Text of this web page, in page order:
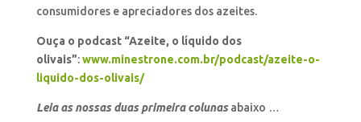
consumidores e apreciadores dos azeites.
Ouça o podcast “Azeite, o líquido dos
olivais”: www.minestrone.com.br/podcast/azeite-o-
liquido-dos-olivais/
Leia as nossas duas primeira colunasabaixo …